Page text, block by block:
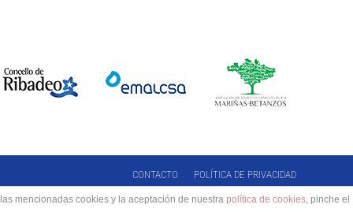
CONTACTO POLÍTICA DE PRIVACIDAD
mencionadas cookies y la aceptación de nuestra política de cookies, pinche el